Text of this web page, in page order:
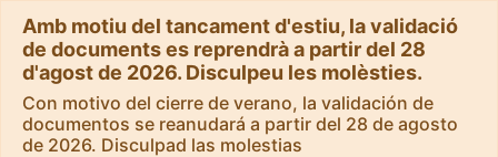
Amb motiu del tancament d'estiu, la validació
de documents es reprendrà a partir del 28
d'agost de 2026. Disculpeu les molèsties.
Con motivo del cierre de verano, la validación de
documentos se reanudará a partir del 28 de agosto
de 2026. Disculpad las molestias